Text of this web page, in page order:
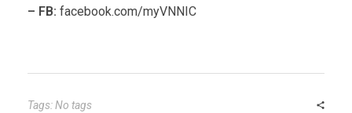
– FB: facebook.com/myVNNIC
Tags: No tags